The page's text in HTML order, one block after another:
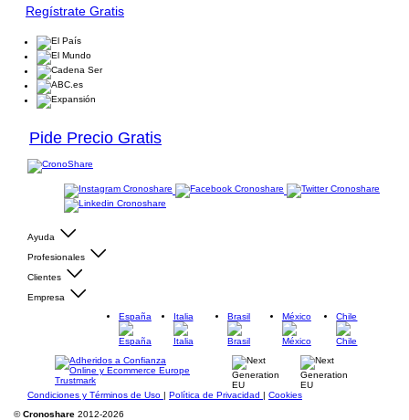
Regístrate Gratis
Pide Precio Gratis
Ayuda
Profesionales
Clientes
Empresa
España
Italia Brasil México Chile
Condiciones y Términos de Uso | Política de Privacidad | Cookies
©Cronoshare 2012-2026